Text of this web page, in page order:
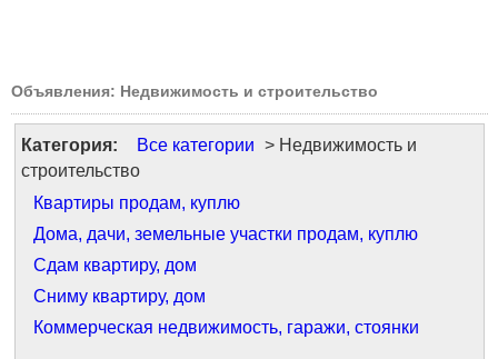
Объявления: Недвижимость и строительство
Категория: Все категории > Недвижимость и
строительство
Квартиры продам, куплю
Дома, дачи, земельные участки продам, куплю
Сдам квартиру, дом
Сниму квартиру, дом
Коммерческая недвижимость, гаражи, стоянки